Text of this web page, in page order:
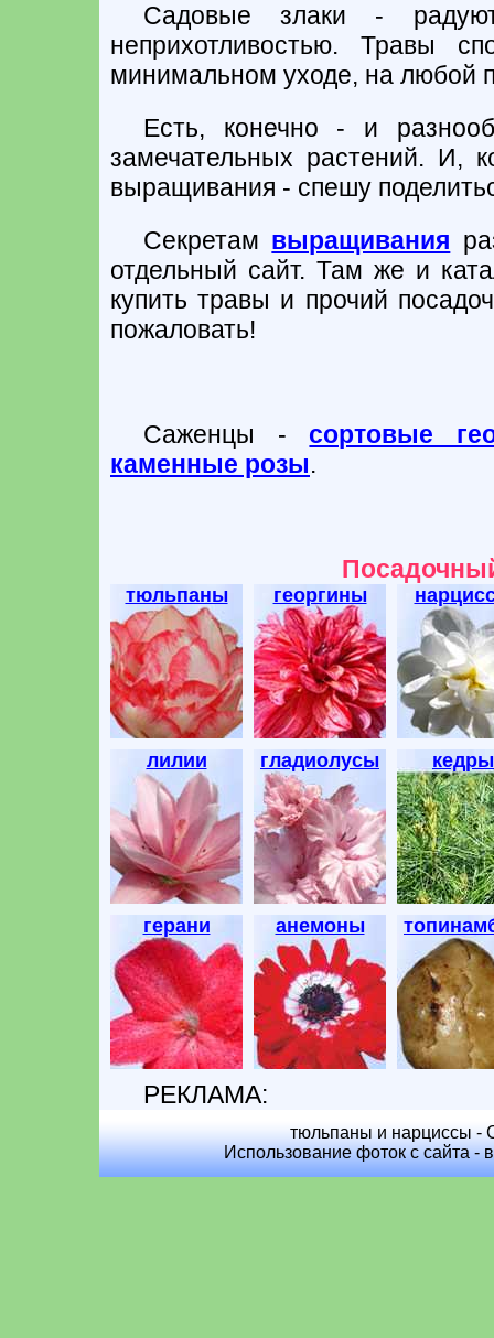
Садовые злаки - радуют
неприхотливостью. Травы
минимальном уходе, на любой
Есть, конечно - и
замечательных растений. И,
выращивания - спешу
Секретам выращивания
отдельный сайт. Там же и
купить травы и прочий
пожаловать!
Саженцы - сортовые
каменные розы.
тюльпаны георгины
лилии гладиолусы кедры
герани анемоны
РЕКЛАМА:
тюльпаны и нарциссы -
Использование фоток с сайта -